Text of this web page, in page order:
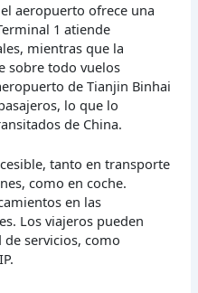
aeropuerto ofrece una
1 atiende
mientras que la
sobre todo vuelos
de Tianjin Binhai
lo que lo
de China.
tanto en transporte
como en coche.
en las
Los viajeros pueden
servicios, como